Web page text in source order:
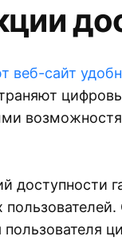
веб-сайт
доступности